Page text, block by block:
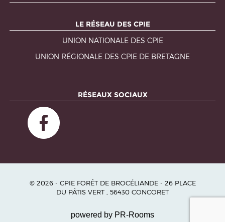
LE RÉSEAU DES CPIE
UNION NATIONALE DES CPIE
UNION RÉGIONALE DES CPIE DE BRETAGNE
RÉSEAUX SOCIAUX
© 2026 - CPIE FORÊT DE BROCÉLIANDE - 26 PLACE
DU PÂTIS VERT , 56430 CONCORET
powered by PR-Rooms